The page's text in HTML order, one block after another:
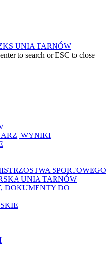
UNIA TARNÓW
to search or ESC to close
WYNIKI
SPORTOWEGO
UNIA TARNÓW
DOKUMENTY DO